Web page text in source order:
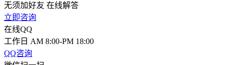
无须加好友 在线解答
立即咨询
在线QQ
工作日 AM 8:00-PM 18:00
QQ咨询